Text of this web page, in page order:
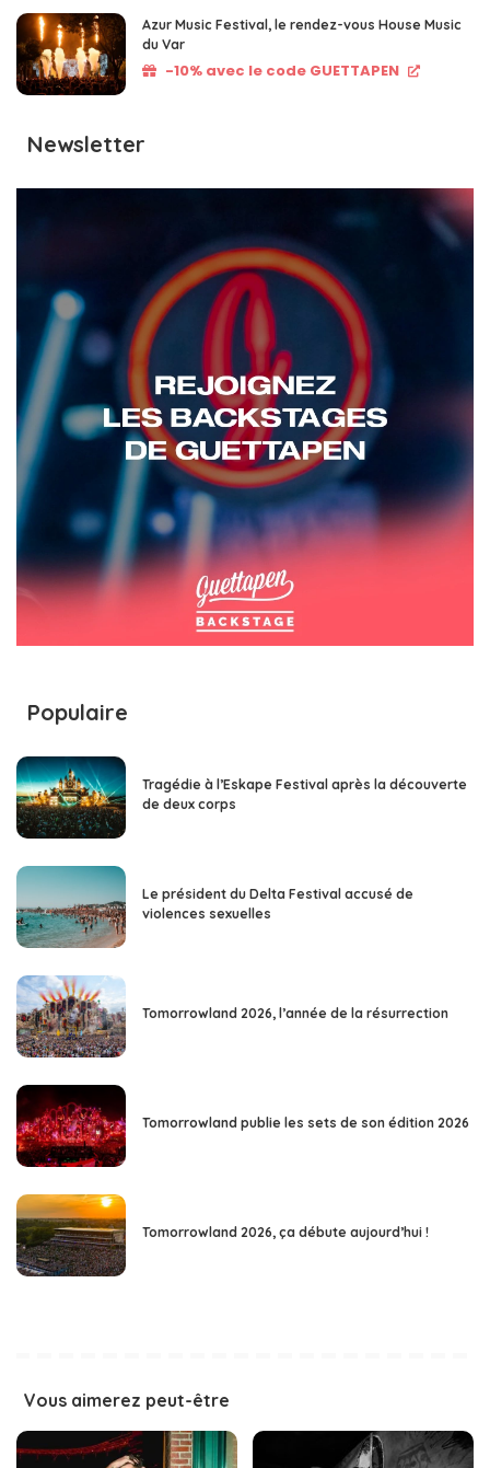
Azur Music Festival, le rendez-vous House Music
du Var
-10% avec le code GUETTAPEN
Newsletter
Populaire
Tragédie à l’Eskape Festival après la découverte
de deux corps
Le président du Delta Festival accusé de
violences sexuelles
Tomorrowland 2026, l’année de la résurrection
Tomorrowland publie les sets de son édition 2026
Tomorrowland 2026, ça débute aujourd’hui !
Vous aimerez peut-être